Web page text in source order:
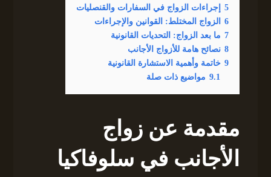
5 إجراءات الزواج في السفارات والقنصليات
6 الزواج المختلط: القوانين والإجراءات
7 ما بعد الزواج: التحديات القانونية
8 نصائح هامة للأزواج الأجانب
9 خاتمة وأهمية الاستشارة القانونية
9.1 مواضيع ذات صلة
مقدمة عن زواج
الأجانب في سلوفاكيا